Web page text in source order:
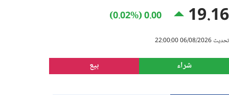
USD/CHF
19.16
0.00 (0.02%)
شراء بيع
تحديث 06/08/2026 22:00:00